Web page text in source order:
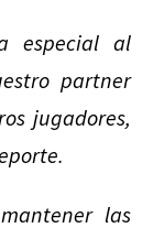
especial al
partner
jugadores,
las